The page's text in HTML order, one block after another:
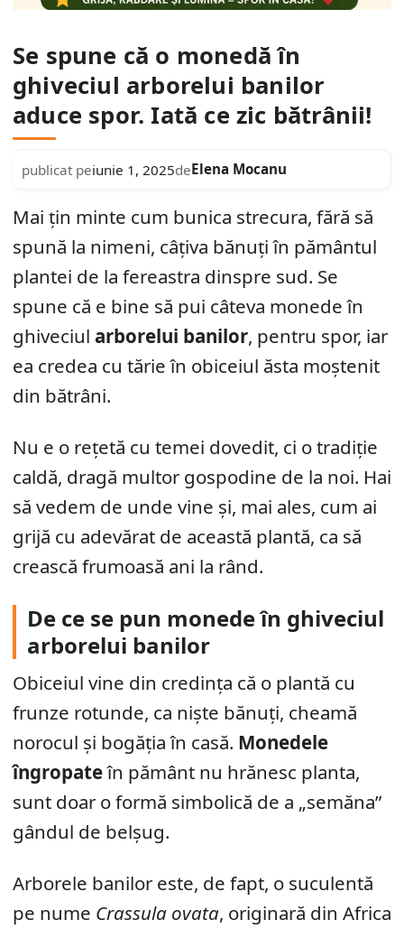
Se spune că o monedă în
ghiveciul arborelui banilor
aduce spor. Iată ce zic bătrânii!
publicat peiunie 1, 2025deElena Mocanu
Mai țin minte cum bunica strecura, fără să
spună la nimeni, câțiva bănuți în pământul
plantei de la fereastra dinspre sud. Se
spune că e bine să pui câteva monede în
ghiveciul arborelui banilor, pentru spor, iar
ea credea cu tărie în obiceiul ăsta moștenit
din bătrâni.
Nu e o rețetă cu temei dovedit, ci o tradiție
caldă, dragă multor gospodine de la noi. Hai
să vedem de unde vine și, mai ales, cum ai
grijă cu adevărat de această plantă, ca să
crească frumoasă ani la rând.
De ce se pun monede în ghiveciul
arborelui banilor
Obiceiul vine din credința că o plantă cu
frunze rotunde, ca niște bănuți, cheamă
norocul și bogăția în casă. Monedele
îngropateîn pământ nu hrănesc planta,
sunt doar o formă simbolică de a „semăna”
gândul de belșug.
Arborele banilor este, de fapt, o suculentă
pe nume Crassula ovata, originară din Africa